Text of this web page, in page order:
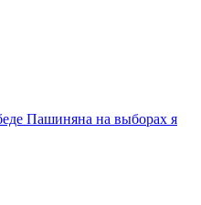
Пашиняна на выборах я